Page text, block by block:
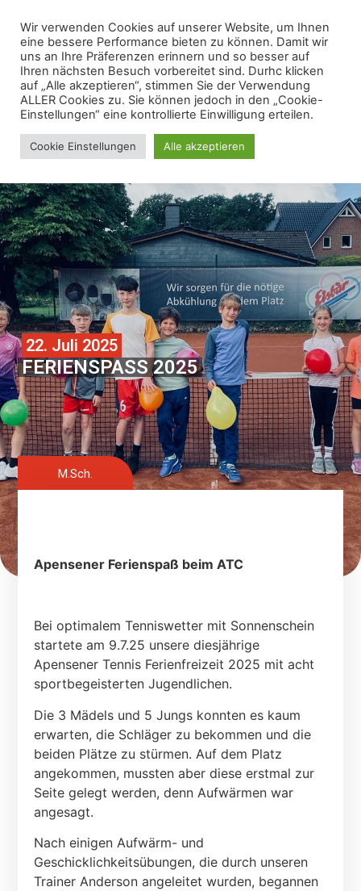
22. Juli 2025
FERIENSPASS 2025
M.Sch.
Apensener Ferienspaß beim ATC
Bei optimalem Tenniswetter mit Sonnenschein
startete am 9.7.25 unsere diesjährige
Apensener Tennis Ferienfreizeit 2025 mit acht
sportbegeisterten Jugendlichen.
Die 3 Mädels und 5 Jungs konnten es kaum
erwarten, die Schläger zu bekommen und die
beiden Plätze zu stürmen. Auf dem Platz
angekommen, mussten aber diese erstmal zur
Seite gelegt werden, denn Aufwärmen war
angesagt.
Nach einigen Aufwärm- und
Geschicklichkeitsübungen, die durch unseren
Trainer Anderson angeleitet wurden, begannen
Wir verwenden Cookies auf unserer Website, um Ihnen
eine bessere Performance bieten zu können. Damit wir
uns an Ihre Präferenzen erinnern und so besser auf
Ihren nächsten Besuch vorbereitet sind. Durhc klicken
auf „Alle akzeptieren“, stimmen Sie der Verwendung
ALLER Cookies zu. Sie können jedoch in den „Cookie-
Einstellungen“ eine kontrollierte Einwilligung erteilen.
Cookie Einstellungen Alle akzeptieren